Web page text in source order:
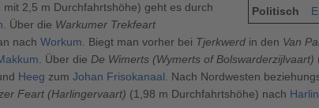
Politisch
2,5 m Durchfahrtshöhe) geht es durch
. Über die Warkumer Trekfeart
nach Workum. Biegt man vorher bei Tjerkwerd in den Van
. Über die De Wimerts (Wymerts of Bolswarderzijlvaart)
Heeg zum Johan Frisokanaal. Nach Nordwesten
Feart (Harlingervaart) (1,98 m Durchfahrtshöhe) nach